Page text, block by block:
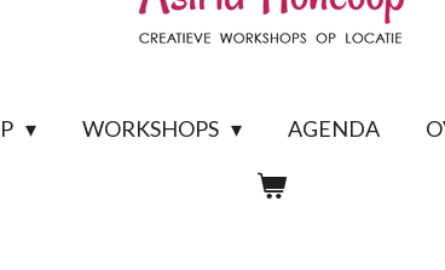
WORKSHOPS AGENDA